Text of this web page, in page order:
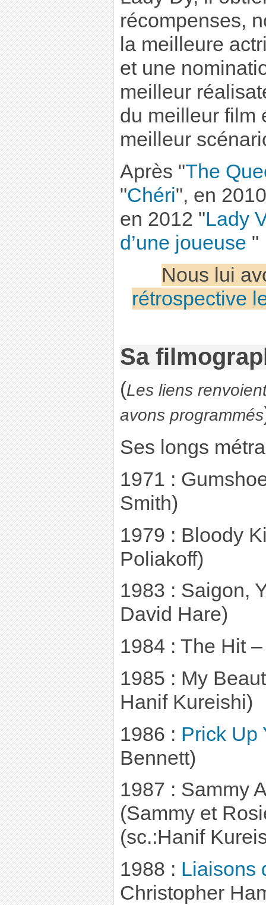
récompenses,
la meilleure
et une
meilleur
du meilleur film
meilleur
Après "The
"Chéri", en
en 2012 "Lady
d’une joueuse "
Nous lui
rétrospective
Sa
(Les liens
avons programmés
Ses longs
1971 :
Smith)
1979 : Bloody
Poliakoff)
1983 : Saigon,
David Hare)
1984 : The Hit
1985 : My
Hanif Kureishi)
1986 : Prick Up
Bennett)
1987 : Sammy
(Sammy et
(sc.:Hanif
1988 : Liaisons
Christopher